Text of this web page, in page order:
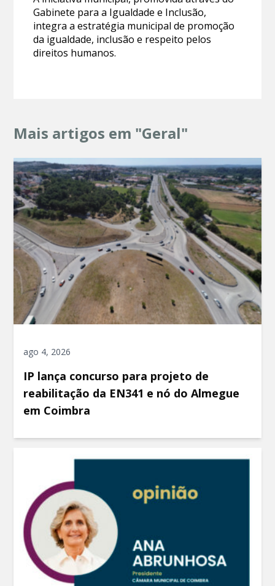
Gabinete para a Igualdade e Inclusão,
integra a estratégia municipal de promoção
da igualdade, inclusão e respeito pelos
direitos humanos.
Mais artigos em "Geral"
ago 4, 2026
IP lança concurso para projeto de
reabilitação da EN341 e nó do Almegue
em Coimbra